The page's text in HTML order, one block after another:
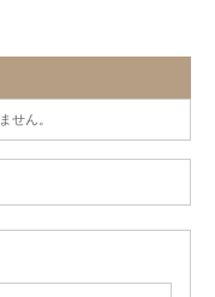
せん。